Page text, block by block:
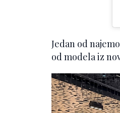
Jedan od
od modela iz